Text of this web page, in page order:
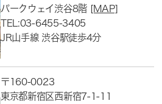
パークウェイ渋谷8階 [MAP]
TEL:03-6455-3405
JR山手線 渋谷駅徒歩4分
〒160-0023
東京都新宿区西新宿7-1-11